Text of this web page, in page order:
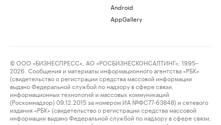
Android
AppGallery
© ООО «БИЗНЕСПРЕСС», АО «РОСБИЗНЕСКОНСАЛТИНГ», 1995–
2026. Сообщения и материалы информационного агентства «РБК»
(свидетельство о регистрации средства массовой информации
выдано Федеральной службой по надзору в сфере связи,
информационных технологий и массовых коммуникаций
(Роскомнадзор) 09.12.2015 за номером ИА №ФС77-63848) и сетевого
издания «РБК» (свидетельство о регистрации средства массовой
информации выдано Федеральной службой по надзору в сфере связи,